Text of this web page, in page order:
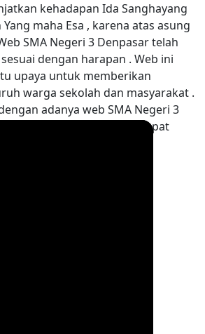
kehadapan Ida Sanghayang
maha Esa , karena atas asung
SMA Negeri 3 Denpasar telah
dengan harapan . Web ini
upaya untuk memberikan
warga sekolah dan masyarakat .
adanya web SMA Negeri 3
tentang sekolah cepat
bagi siswa dan